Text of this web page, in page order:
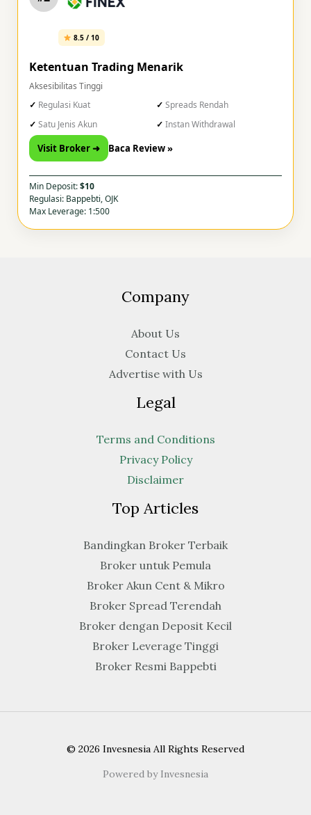
8.5 / 10
Ketentuan Trading Menarik
Aksesibilitas Tinggi
Regulasi Kuat
Spreads Rendah
Satu Jenis Akun
Instan Withdrawal
Visit Broker ➜ Baca Review »
Min Deposit:$10
Regulasi: Bappebti, OJK
Max Leverage: 1:500
Company
About Us
Contact Us
Advertise with Us
Legal
Terms and Conditions
Privacy Policy
Disclaimer
Top Articles
Bandingkan Broker Terbaik
Broker untuk Pemula
Broker Akun Cent & Mikro
Broker Spread Terendah
Broker dengan Deposit Kecil
Broker Leverage Tinggi
Broker Resmi Bappebti
© 2026 Invesnesia All Rights Reserved
Powered by Invesnesia